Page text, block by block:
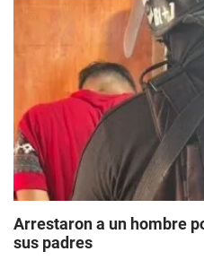
Arrestaron a un hombre
sus padres